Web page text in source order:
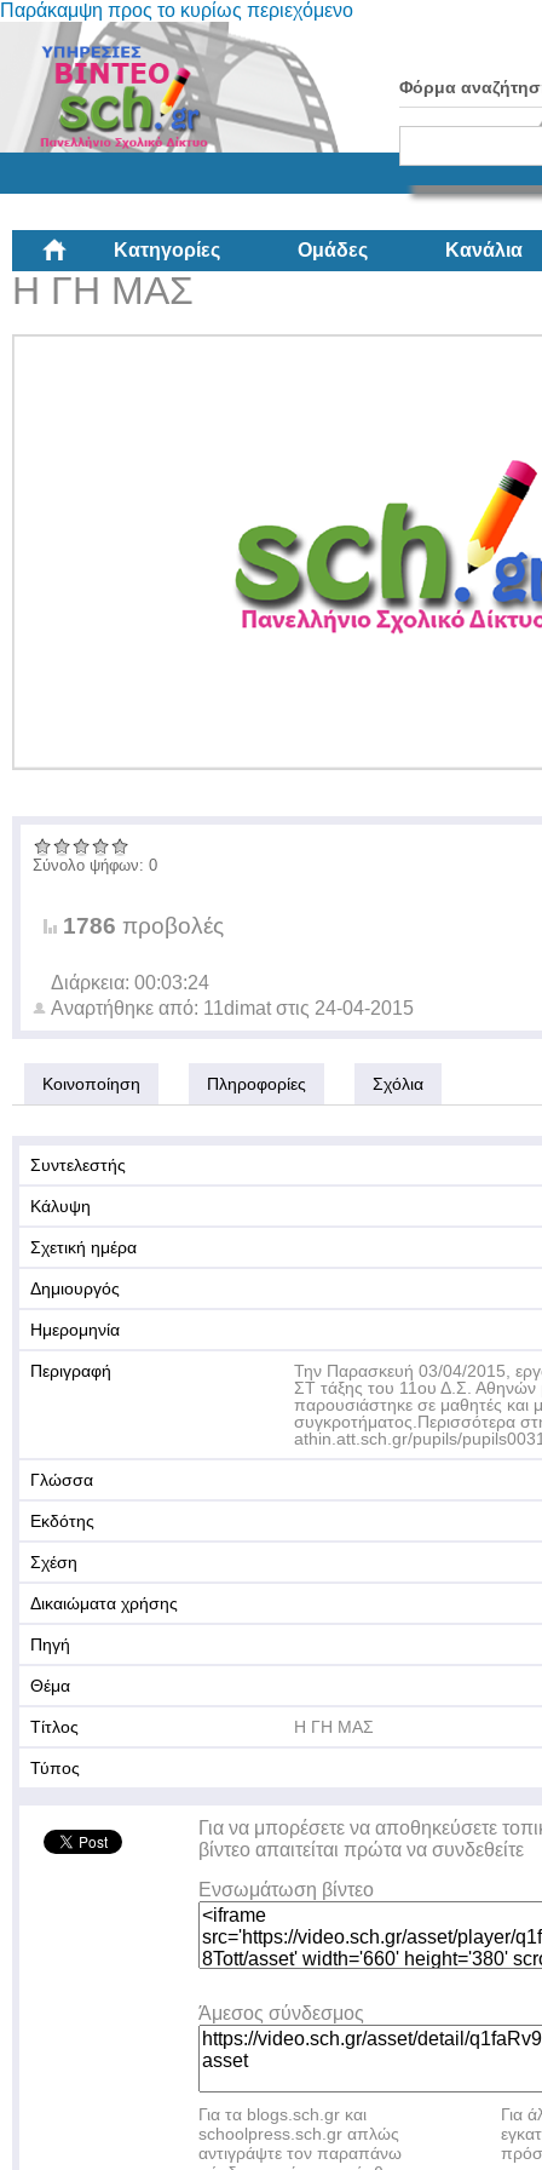
Παράκαμψη προς το κυρίως περιεχόμενο
Φόρμα
Κατηγορίες Ομάδες Κανάλια
Η ΓΗ ΜΑΣ
Σύνολο ψήφων: 0
1786 προβολές
Διάρκεια: 00:03:24
Αναρτήθηκε από: 11dimat στις 24-04-2015
Κοινοποίηση Πληροφορίες Σχόλια
Συντελεστής
Κάλυψη
Σχετική ημέρα
Δημιουργός
Ημερομηνία
Περιγραφή
Την Παρασκευή 03/04/2015,
ΣΤ τάξης του 11ου Δ.Σ.
παρουσιάστηκε σε μαθητές και
συγκροτήματος.Περισσότερα
athin.att.sch.gr/pupils/
Γλώσσα
Εκδότης
Σχέση
Δικαιώματα χρήσης
Πηγή
Θέμα
Τίτλος Η ΓΗ ΜΑΣ
Τύπος
Για να μπορέσετε να αποθηκεύσετε
βίντεο απαιτείται πρώτα να συνδεθείτε
Ενσωμάτωση βίντεο
Άμεσος σύνδεσμος
Για τα blogs.sch.gr και
schoolpress.sch.gr απλώς
αντιγράψτε τον παραπάνω
Για